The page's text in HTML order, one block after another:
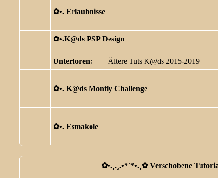
✿ •. Erlaubnisse
✿ •.K@ds PSP Design
Unterforen: Ältere Tuts K@ds 2015-2019
✿ •. K@ds Montly Challenge
✿ •. Esmakole
✿ •.¸.¸.•*`*•.¸✿ Verschobene